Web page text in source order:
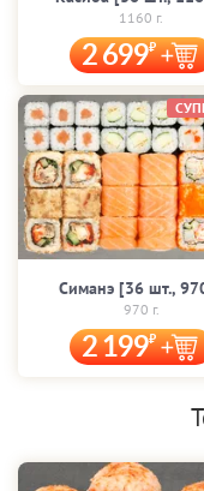
1160 г.
2 699
Симанэ [36 шт.,
970 г.
2 199